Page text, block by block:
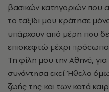
βασικών κατηγοριών που
το ταξίδι μου κράτησε
υπάρχουν από μέρη που
επισκεφτώ μέχρι
Τη φίλη μου την Αθηνά,
συνάντησα εκεί. Ήθελα
ζωής της και των κατά